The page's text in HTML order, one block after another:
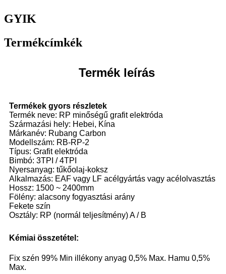
GYIK
Termékcímkék
Termék leírás
Termékek gyors részletek
Termék neve: RP minőségű grafit elektróda
Származási hely: Hebei, Kína
Márkanév: Rubang Carbon
Modellszám: RB-RP-2
Típus: Grafit elektróda
Bimbó: 3TPI / 4TPI
Nyersanyag: tűkőolaj-koksz
Alkalmazás: EAF vagy LF acélgyártás vagy acélolvasztás
Hossz: 1500 ~ 2400mm
Fölény: alacsony fogyasztási arány
Fekete szín
Osztály: RP (normál teljesítmény) A / B
Kémiai összetétel:
Fix szén 99% Min illékony anyag 0,5% Max. Hamu 0,5%
Max.